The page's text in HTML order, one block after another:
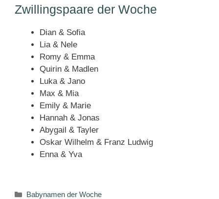
Zwillingspaare der Woche
Dian & Sofia
Lia & Nele
Romy & Emma
Quirin & Madlen
Luka & Jano
Max & Mia
Emily & Marie
Hannah & Jonas
Abygail & Tayler
Oskar Wilhelm & Franz Ludwig
Enna & Yva
Kategorien
Babynamen der Woche